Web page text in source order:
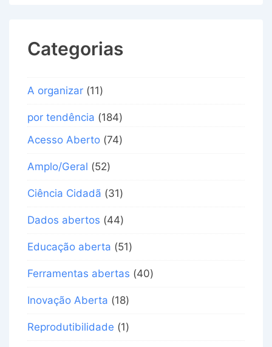
Categorias
A organizar (11)
por tendência (184)
Acesso Aberto (74)
Amplo/Geral (52)
Ciência Cidadã (31)
Dados abertos (44)
Educação aberta (51)
Ferramentas abertas (40)
Inovação Aberta (18)
Reprodutibilidade (1)